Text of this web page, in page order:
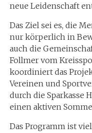
neue Leidenschaft
Das Ziel sei es, die
nur körperlich in
auch die
Follmer vom
koordiniert das
Vereinen und
durch die Sparkasse
einen aktiven
Das Programm ist